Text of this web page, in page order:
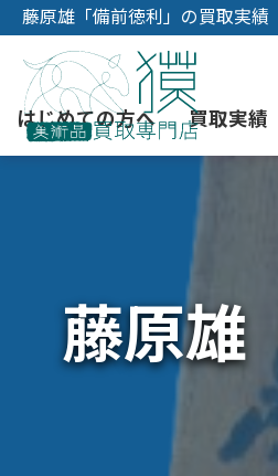
藤原雄「備前徳利」の買取実績
はじめての方へ
初めての美術品売却
YOUTUBE
買取実績
骨董品買取
西洋アンティーク買取
3つの買取方法
宅配・郵送買取
時価評価サービス
消費者志向自主宣言
藤原雄